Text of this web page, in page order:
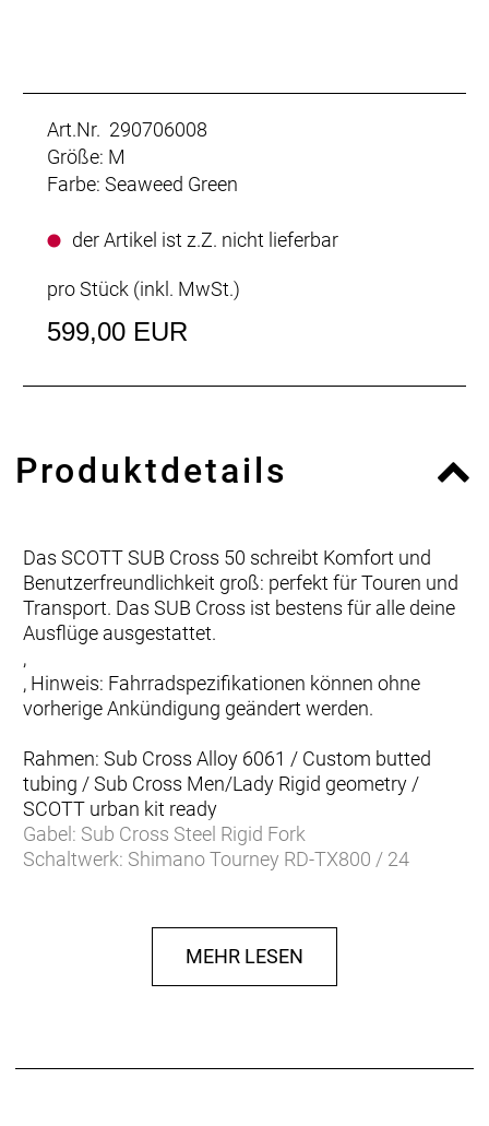
Art.Nr. 290706008
Größe: M
Farbe: Seaweed Green
der Artikel ist z.Z. nicht lieferbar
pro Stück (inkl. MwSt.)
599,00 EUR
Produktdetails
Das SCOTT SUB Cross 50 schreibt Komfort und
Benutzerfreundlichkeit groß: perfekt für Touren und
Transport. Das SUB Cross ist bestens für alle deine
Ausflüge ausgestattet.
,
, Hinweis: Fahrradspezifikationen können ohne
vorherige Ankündigung geändert werden.
Rahmen: Sub Cross Alloy 6061 / Custom butted
tubing / Sub Cross Men/Lady Rigid geometry /
SCOTT urban kit ready
Gabel: Sub Cross Steel Rigid Fork
Schaltwerk: Shimano Tourney RD-TX800 / 24
w/gear indicator
Umwerfer: Shimano FD-TY710 / 34.9mm
MEHR LESEN